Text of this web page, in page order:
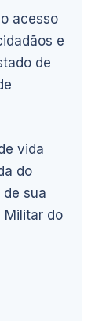
acesso
e
de
vida
do
sua
Militar do